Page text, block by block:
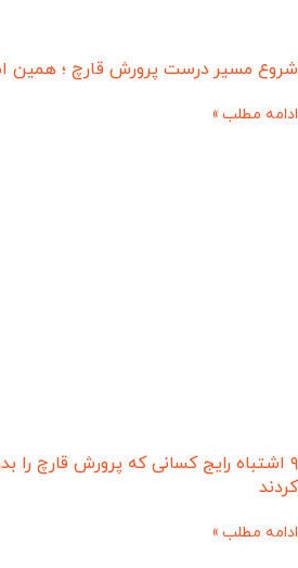
شروع مسیر درست پرورش قارچ ؛ همین
ادامه مطلب »
۹ اشتباه رایج کسانی که پرورش قارچ را
کردند
ادامه مطلب »